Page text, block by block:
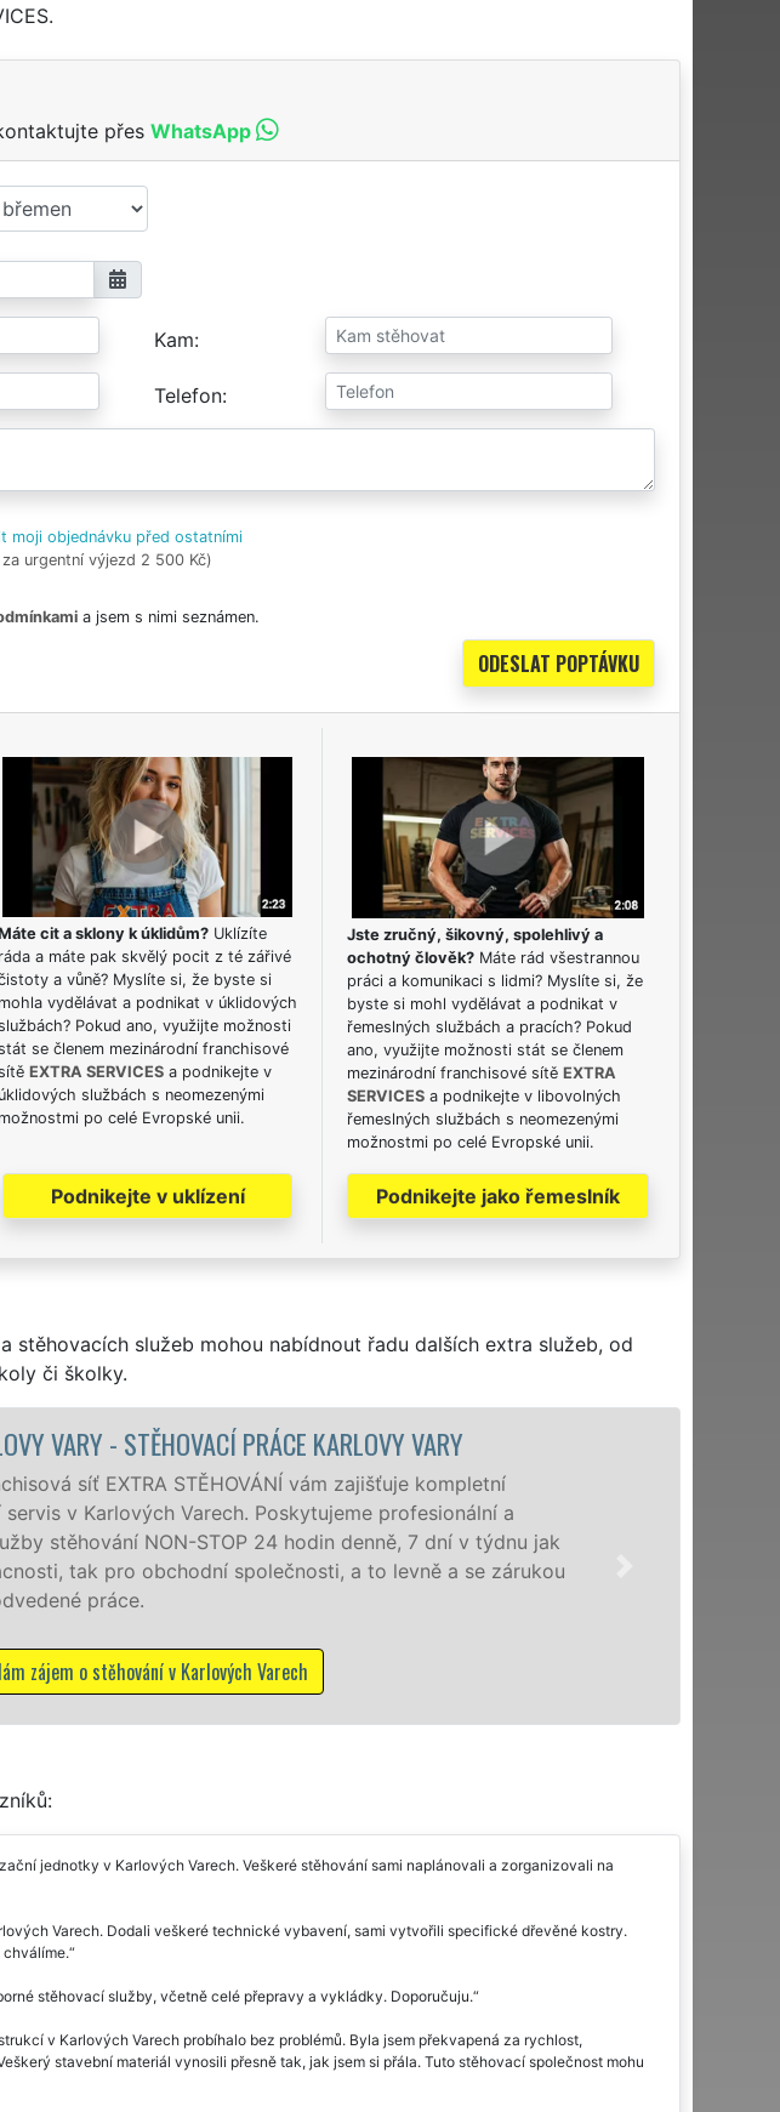
přes WhatsApp
Kam
Telefon
moji objednávku před ostatními
urgentní výjezd 2 500 Kč)
a jsem s nimi seznámen.
cit a sklony k úklidům?Uklízíte
ráda a máte pak skvělý pocit z té zářivé
a vůně? Myslíte si, že byste si
mohla vydělávat a podnikat v úklidových
Pokud ano, využijte možnosti
se členem mezinárodní franchisové
EXTRA SERVICESa podnikejte v
úklidových službách s neomezenými
možnostmi po celé Evropské unii.
Podnikejte v uklízení
Jste zručný, šikovný, spolehlivý a
ochotný člověk? Máte rád všestrannou
práci a komunikaci s lidmi? Myslíte si, že
byste si mohl vydělávat a podnikat v
řemeslných službách a pracích? Pokud
ano, využijte možnosti stát se členem
mezinárodní franchisové sítě EXTRA
SERVICES a podnikejte v libovolných
řemeslných službách s neomezenými
možnostmi po celé Evropské unii.
Podnikejte jako řemeslník
stěhovacích služeb mohou nabídnout řadu dalších extra služeb, od
či školky.
VARY - STĚHOVACÍ PRÁCE KARLOVY VARY
síť EXTRA STĚHOVÁNÍ vám zajišťuje kompletní
v Karlových Varech. Poskytujeme profesionální a
stěhování NON-STOP 24 hodin denně, 7 dní v týdnu jak
tak pro obchodní společnosti, a to levně a se zárukou
práce.
zájem o stěhování v Karlových Varech
jednotky v Karlových Varech. Veškeré stěhování sami naplánovali a zorganizovali na
Varech. Dodali veškeré technické vybavení, sami vytvořili specifické dřevěné kostry.
chválíme.
stěhovací služby, včetně celé přepravy a vykládky. Doporučuju.
v Karlových Varech probíhalo bez problémů. Byla jsem překvapená za rychlost,
stavební materiál vynosili přesně tak, jak jsem si přála. Tuto stěhovací společnost mohu